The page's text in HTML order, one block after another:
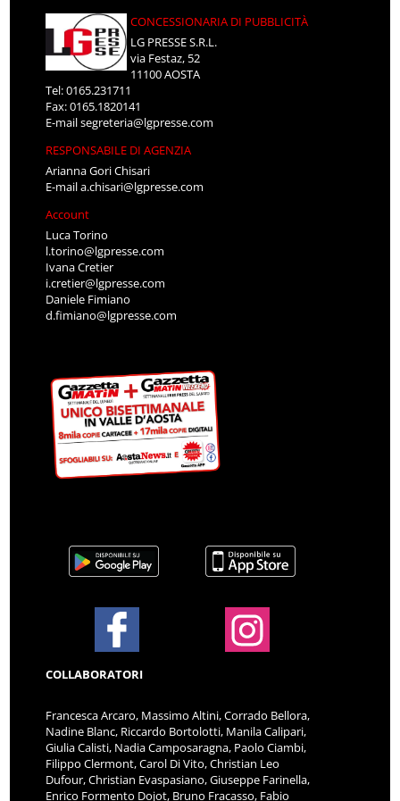
CONCESSIONARIA DI PUBBLICITÀ
LG PRESSE S.R.L.
via Festaz, 52
11100 AOSTA
Tel: 0165.231711
Fax: 0165.1820141
E-mailsegreteria@lgpresse.com
RESPONSABILE DI AGENZIA
Arianna Gori Chisari
E-maila.chisari@lgpresse.com
Account
Luca Torino
l.torino@lgpresse.com
Ivana Cretier
i.cretier@lgpresse.com
Daniele Fimiano
d.fimiano@lgpresse.com
COLLABORATORI
Francesca Arcaro, Massimo Altini, Corrado Bellora,
Nadine Blanc, Riccardo Bortolotti, Manila Calipari,
Giulia Calisti, Nadia Camposaragna, Paolo Ciambi,
Filippo Clermont, Carol Di Vito, Christian Leo
Dufour, Christian Evaspasiano, Giuseppe Farinella,
Enrico Formento Dojot, Bruno Fracasso, Fabio